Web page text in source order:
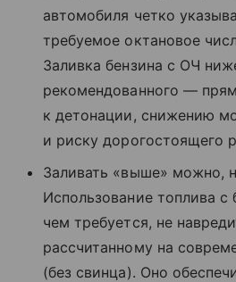
автомобиля четко
требуемое октановое
Заливка бензина с ОЧ
рекомендованного —
к детонации, снижению
и риску дорогостоящего
Заливать «выше» можно,
Использование топлива
чем требуется, не
рассчитанному на
(без свинца). Оно